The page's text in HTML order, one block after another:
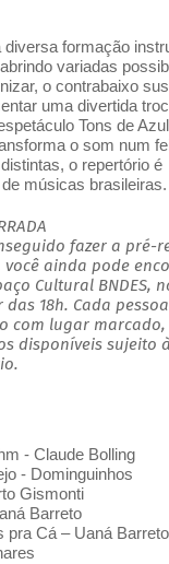
diversa formação
variadas
o contrabaixo
uma divertida
Tons de
o som num
o repertório é
músicas brasileiras.
fazer a pré-
ainda pode
Cultural BNDES,
18h. Cada
com lugar
disponíveis sujeito
- Claude Bolling
- Dominguinhos
Gismonti
Barreto
pra Cá – Uaná Barreto